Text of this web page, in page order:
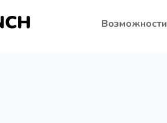
Возможности